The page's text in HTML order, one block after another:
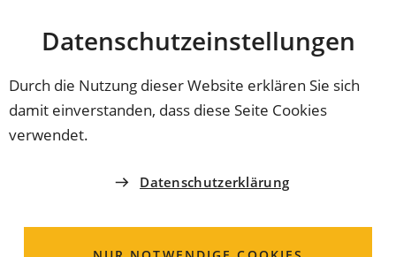
Datenschutz­einstellungen
Durch die Nutzung dieser Website erklären Sie sich
damit einverstanden, dass diese Seite Cookies
verwendet.
Datenschutzerklärung
INHALT ANSPRINGEN
Coburg
SOZIAL- UND VERSICHERUNGSAMT
Betreuung von
Menschen mit